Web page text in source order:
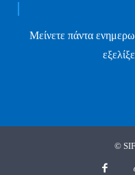
Μείνετε πάντα
©